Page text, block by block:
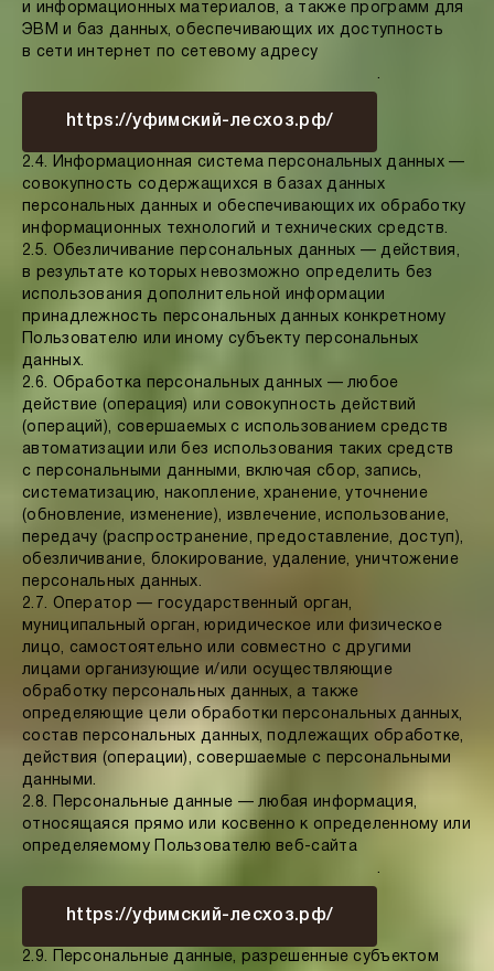
и информационных материалов, а также программ для
ЭВМ и баз данных, обеспечивающих их доступность
в сети интернет по сетевому адресу
https://уфимский-лесхоз.рф/
.
2.4. Информационная система персональных данных —
совокупность содержащихся в базах данных
персональных данных и обеспечивающих их обработку
информационных технологий и технических средств.
2.5. Обезличивание персональных данных — действия,
в результате которых невозможно определить без
использования дополнительной информации
принадлежность персональных данных конкретному
Пользователю или иному субъекту персональных
данных.
2.6. Обработка персональных данных — любое
действие (операция) или совокупность действий
(операций), совершаемых с использованием средств
автоматизации или без использования таких средств
с персональными данными, включая сбор, запись,
систематизацию, накопление, хранение, уточнение
(обновление, изменение), извлечение, использование,
передачу (распространение, предоставление, доступ),
обезличивание, блокирование, удаление, уничтожение
персональных данных.
2.7. Оператор — государственный орган,
муниципальный орган, юридическое или физическое
лицо, самостоятельно или совместно с другими
лицами организующие и/или осуществляющие
обработку персональных данных, а также
определяющие цели обработки персональных данных,
состав персональных данных, подлежащих обработке,
действия (операции), совершаемые с персональными
данными.
2.8. Персональные данные — любая информация,
относящаяся прямо или косвенно к определенному или
определяемому Пользователю веб-сайта
https://уфимский-лесхоз.рф/
.
2.9. Персональные данные, разрешенные субъектом